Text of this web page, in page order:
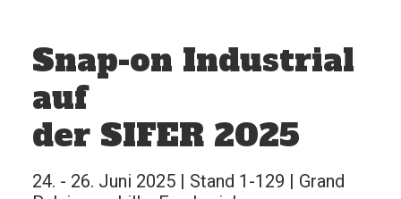
Snap-on Industrial
auf
der SIFER 2025
24. - 26. Juni 2025 | Stand 1-129 | Grand